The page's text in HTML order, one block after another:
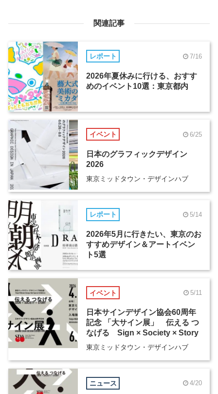
関連記事
レポート 7/16
2026年夏休みに行ける、おすす
めのイベント10選：東京都内
イベント 6/25
日本のグラフィックデザイン
2026
東京ミッドタウン・デザインハブ
レポート 5/14
2026年5月に行きたい、東京のお
すすめデザイン＆アートイベン
ト5選
イベント 5/11
日本サインデザイン協会60周年
記念 「大サイン展」 伝える つ
なげる Sign × Society × Story
東京ミッドタウン・デザインハブ
ニュース 4/20